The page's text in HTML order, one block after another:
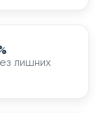
лишних